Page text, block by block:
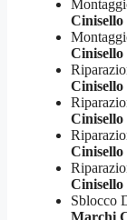
Cinisello
Cinisello
Cinisello
Cinisello
Cinisello
Cinisello
Sblocco